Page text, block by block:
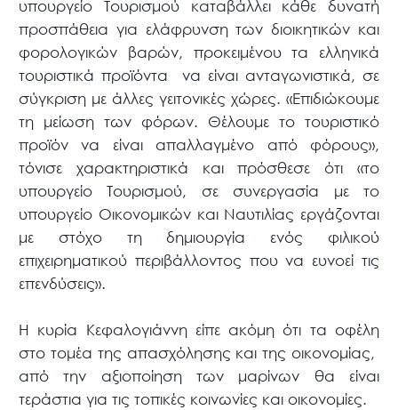
υπουργείο Τουρισμού καταβάλλει κάθε δυνατή
προσπάθεια για ελάφρυνση των διοικητικών και
φορολογικών βαρών, προκειμένου τα ελληνικά
τουριστικά προϊόντα να είναι ανταγωνιστικά, σε
σύγκριση με άλλες γειτονικές χώρες. «Επιδιώκουμε
τη μείωση των φόρων. Θέλουμε το τουριστικό
προϊόν να είναι απαλλαγμένο από φόρους»,
τόνισε χαρακτηριστικά και πρόσθεσε ότι «το
υπουργείο Τουρισμού, σε συνεργασία με το
υπουργείο Οικονομικών και Ναυτιλίας εργάζονται
με στόχο τη δημιουργία ενός φιλικού
επιχειρηματικού περιβάλλοντος που να ευνοεί τις
επενδύσεις».
Η κυρία Κεφαλογιάννη είπε ακόμη ότι τα οφέλη
στο τομέα της απασχόλησης και της οικονομίας,
από την αξιοποίηση των μαρίνων θα είναι
τεράστια για τις τοπικές κοινωνίες και οικονομίες.